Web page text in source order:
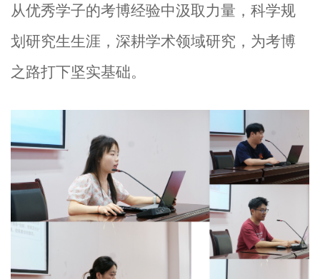
从优秀学子的考博经验中汲取力量，科学规
划 研究生生涯 ， 深耕学术领域研究 ， 为考博
之路打下坚实基础。